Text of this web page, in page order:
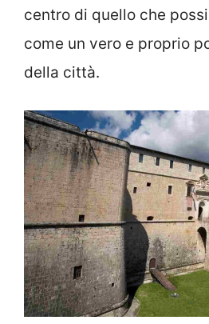
centro di quello che
come un vero e proprio
della città.